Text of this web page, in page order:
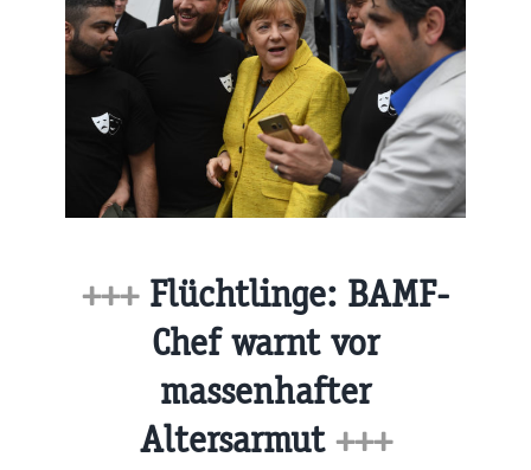
+++Flüchtlinge: BAMF-
Chef warnt vor
massenhafter
Altersarmut +++